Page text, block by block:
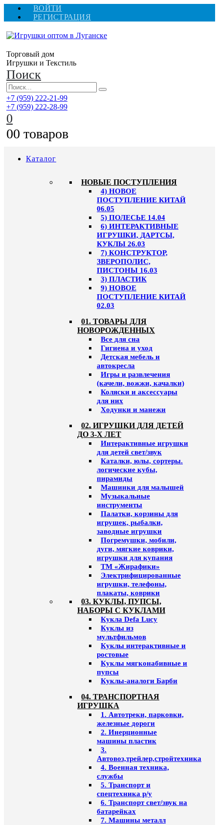
ВОЙТИ
РЕГИСТРАЦИЯ
Торговый дом
Игрушки и Текстиль
Поиск
+7 (959) 222-21-99
+7 (959) 222-28-99
0
00 товаров
Каталог
НОВЫЕ ПОСТУПЛЕНИЯ
4) НОВОЕ
ПОСТУПЛЕНИЕ КИТАЙ
06.05
5) ПОЛЕСЬЕ 14.04
6) ИНТЕРАКТИВНЫЕ
ИГРУШКИ, ДАРТСЫ,
КУКЛЫ 26.03
7) КОНСТРУКТОР,
ЗВЕРОПОЛИС,
ПИСТОНЫ 16.03
3) ПЛАСТИК
9) НОВОЕ
ПОСТУПЛЕНИЕ КИТАЙ
02.03
01. ТОВАРЫ ДЛЯ
НОВОРОЖДЕННЫХ
Все для сна
Гигиена и уход
Детская мебель и
автокресла
Игры и развлечения
(качели, вожжи, качалки)
Коляски и аксессуары
для них
Ходунки и манежи
02. ИГРУШКИ ДЛЯ ДЕТЕЙ
ДО 3-Х ЛЕТ
Интерактивные игрушки
для детей свет/звук
Каталки, юлы, сортеры.
логические кубы,
пирамиды
Машинки для малышей
Музыкальные
инструменты
Палатки, корзины для
игрушек, рыбалки,
заводные игрушки
Погремушки, мобили,
дуги, мягкие коврики,
игрушки для купания
ТМ «Жирафики»
Электрифицированные
игрушки, телефоны,
плакаты, коврики
03. КУКЛЫ, ПУПСЫ,
НАБОРЫ С КУКЛАМИ
Кукла Defa Lucy
Куклы из
мультфильмов
Куклы интерактивные и
ростовые
Куклы мягконабивные и
пупсы
Куклы-аналоги Барби
04. ТРАНСПОРТНАЯ
ИГРУШКА
1. Автотреки, парковки,
железные дороги
2. Инерционные
машины пластик
3.
Автовоз,трейлер,стройтехника
4. Военная техника,
службы
5. Транспорт и
спецтехника р/у
6. Транспорт свет/звук на
батарейках
7. Машины металл